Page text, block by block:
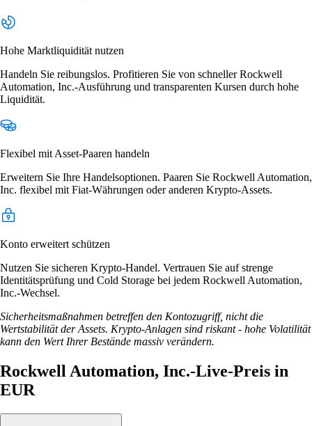
Hohe Marktliquidität nutzen
Handeln Sie reibungslos. Profitieren Sie von schneller Rockwell
Automation, Inc.-Ausführung und transparenten Kursen durch hohe
Liquidität.
Flexibel mit Asset-Paaren handeln
Erweitern Sie Ihre Handelsoptionen. Paaren Sie Rockwell Automation,
Inc. flexibel mit Fiat-Währungen oder anderen Krypto-Assets.
Konto erweitert schützen
Nutzen Sie sicheren Krypto-Handel. Vertrauen Sie auf strenge
Identitätsprüfung und Cold Storage bei jedem Rockwell Automation,
Inc.-Wechsel.
Sicherheitsmaßnahmen betreffen den Kontozugriff, nicht die
Wertstabilität der Assets. Krypto-Anlagen sind riskant - hohe Volatilität
kann den Wert Ihrer Bestände massiv verändern.
Rockwell Automation, Inc.-Live-Preis in
EUR